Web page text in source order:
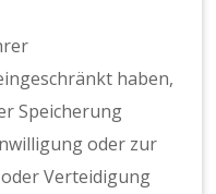
haben,
Speicherung
oder zur
Verteidigung